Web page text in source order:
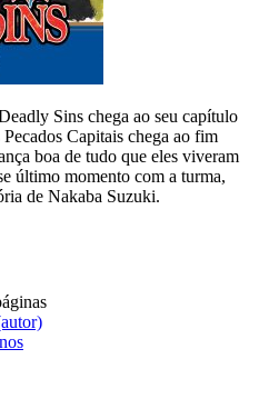
Sins chega ao seu capítulo
Capitais chega ao fim
boa de tudo que eles viveram
último momento com a turma,
de Nakaba Suzuki.